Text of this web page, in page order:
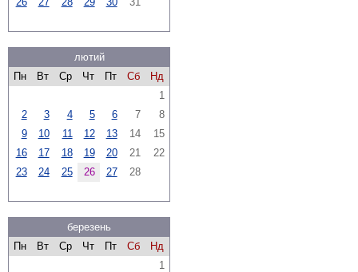
лютий
Пн
Вт Ср Чт Пт Сб
Нд
1
2
3 4 5 6 7
8
9
10 11 12 13 14
15
16
17 18 19 20 21
22
23
24 25 26 27 28
березень
Пн
Вт Ср Чт Пт Сб
Нд
1